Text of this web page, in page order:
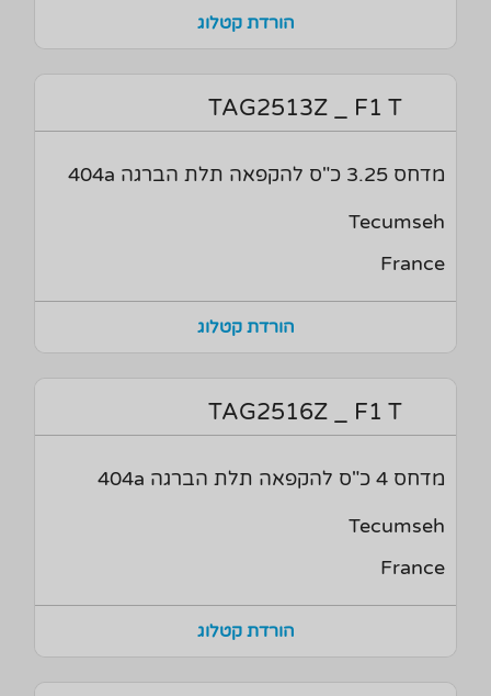
הורדת קטלוג
TAG2513Z _ F1 T
מדחס 3.25 כ"ס להקפאה תלת הברגה 404a
Tecumseh
France
הורדת קטלוג
TAG2516Z _ F1 T
מדחס 4 כ"ס להקפאה תלת הברגה 404a
Tecumseh
France
הורדת קטלוג